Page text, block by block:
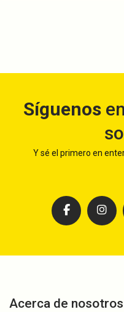
Síguenos
Y sé el primero en
Acerca de nosotros